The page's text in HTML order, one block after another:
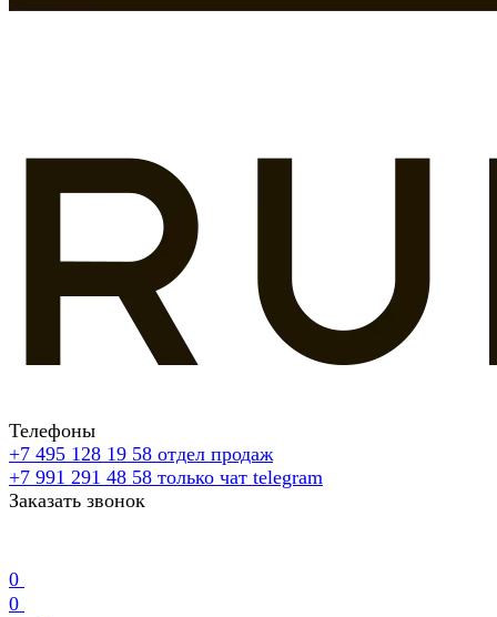
Телефоны
+7 495 128 19 58 отдел продаж
+7 991 291 48 58 только чат telegram
Заказать звонок
0
0